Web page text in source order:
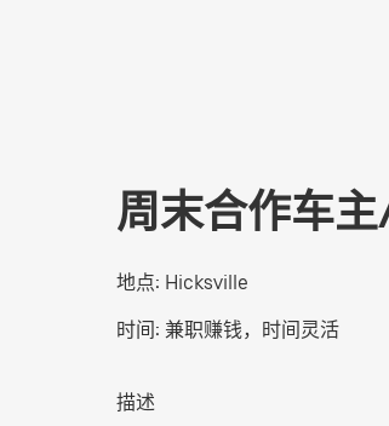
周末合作车主
地点: Hicksville
时间: 兼职赚钱，时间灵活
描述